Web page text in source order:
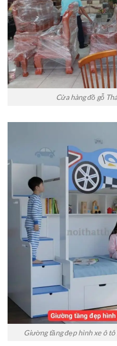
Cửa hàng đồ gỗ
Giường tầng đẹp hình xe ô